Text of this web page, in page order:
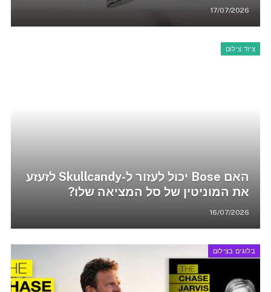
17/07/2026
ציוד צילום
האם Bose יכול לעזור ל-Skullcandy לזעזע
את המוניטין של סל המציאה שלו?
16/07/2026
בלוגים בצילום